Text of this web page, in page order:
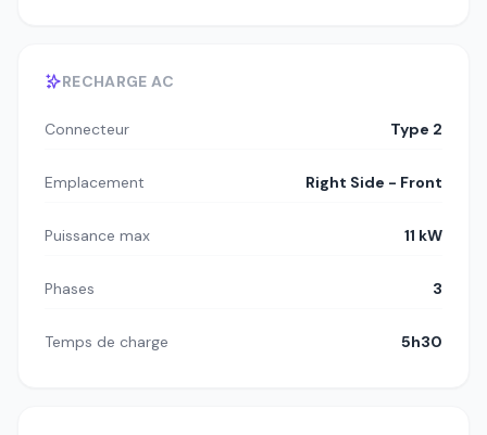
RECHARGE AC
Connecteur Type 2
Emplacement Right Side - Front
Puissance max 11 kW
Phases 3
Temps de charge 5h30